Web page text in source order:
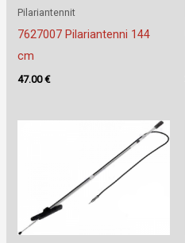
Pilariantennit
7627007 Pilariantenni 144
cm
47.00€